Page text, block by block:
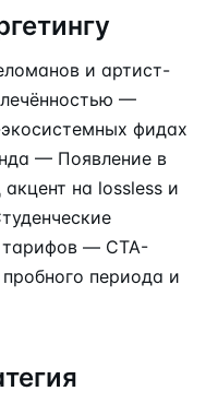
и артист-
—
фидах
— Появление в
на lossless и
— CTA-
периода и